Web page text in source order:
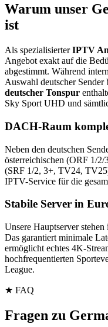
Warum unser
ist
Als spezialisierterIPTV
Angebot exakt auf die
abgestimmt. Während
Auswahl deutscher Sender
deutscher Tonspur
Sky Sport UHD und
DACH-Raum
Neben den deutschen
österreichischen (ORF 1/
(SRF 1/2, 3+, TV24,
IPTV-Service für die
Stabile Server in
Unsere Hauptserver
Das garantiert minimale
ermöglicht echtes 4K-
hochfrequentierten
League.
★ FAQ
Fragen zu